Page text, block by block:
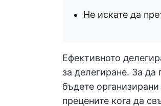
Не искате да
Ефективното
за делегиране. За да
бъдете
прецените кога да